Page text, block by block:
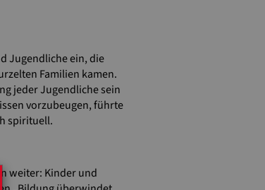
Jugendliche ein, die
Familien kamen.
jeder Jugendliche sein
vorzubeugen, führte
spirituell.
weiter: Kinder und